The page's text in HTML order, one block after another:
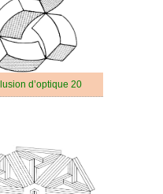
Illusion d’optique 20